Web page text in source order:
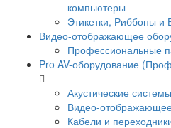
компьютеры
Этикетки, Риббоны и
Видео-отображающее
Профессиональные
Pro AV-оборудование
Акустические системы
Видео-
Кабели и